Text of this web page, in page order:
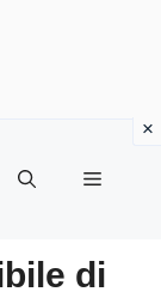
MENU
di